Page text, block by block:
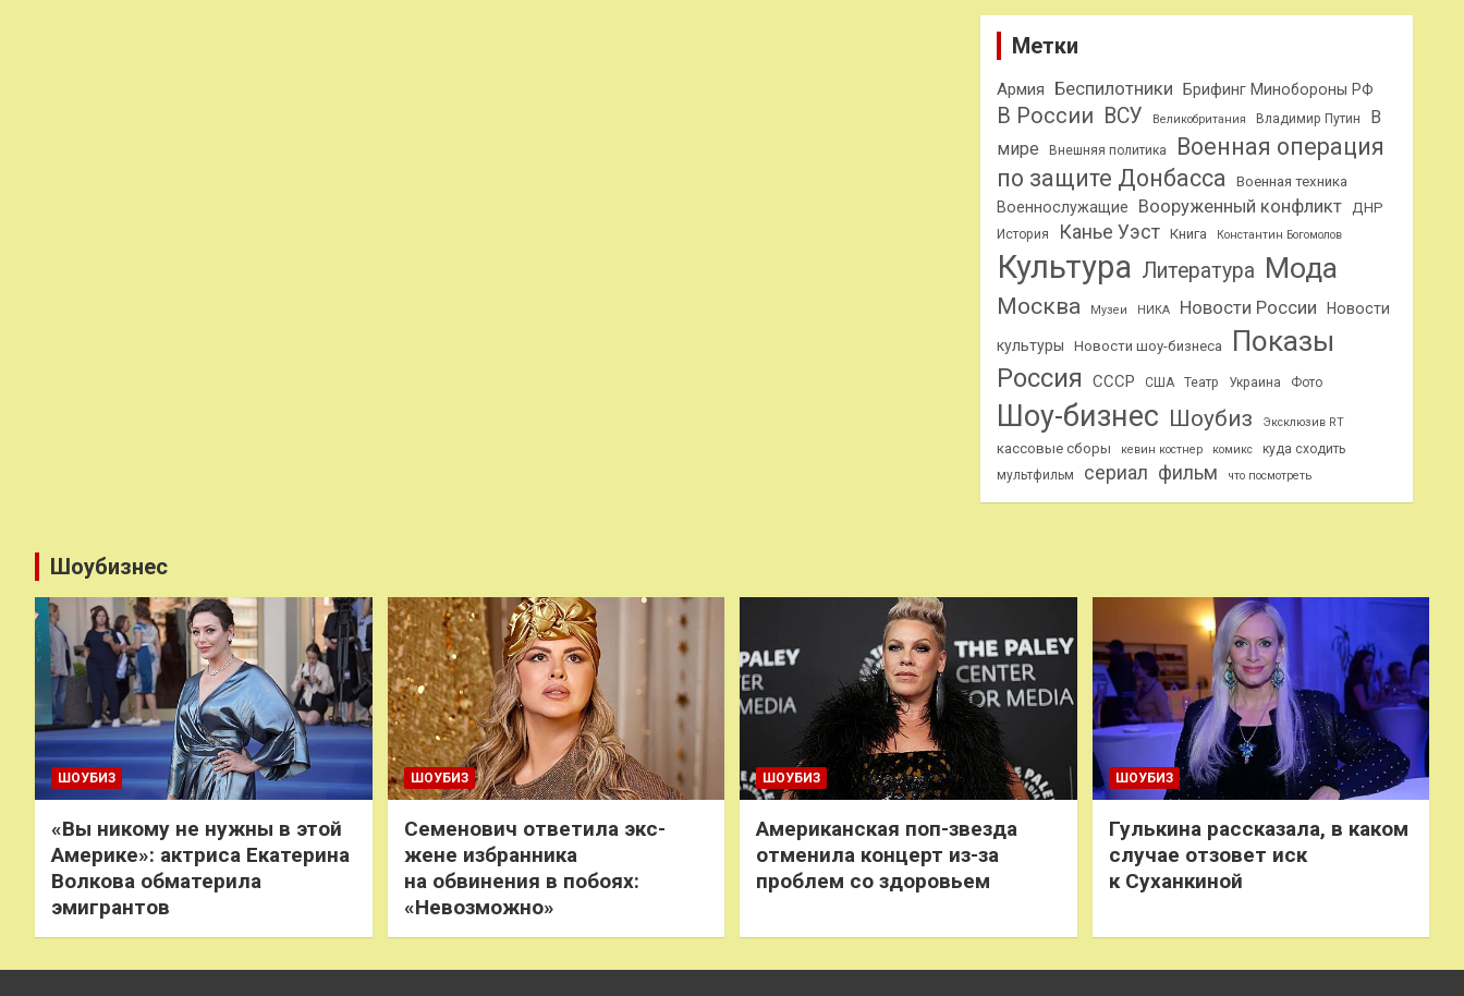
Метки
Армия Беспилотники Брифинг Минобороны РФ
В России ВСУ Великобритания Владимир Путин
В
мире
Внешняя политика
Военная операция
по защите Донбасса
Военная техника
Военнослужащие Вооруженный конфликт ДНР
История Канье Уэст Книга Константин Богомолов
Культура Литература Мода
Москва Музеи НИКА Новости России Новости
культуры Новости шоу-бизнеса Показы
Россия СССР США Театр Украина Фото
Шоу-бизнес Шоубиз Эксклюзив RT
кассовые сборы кевин костнер комикс
куда сходить
мультфильм
сериал фильм что посмотреть
Шоубизнес
ШОУБИЗ
«Вы никому не нужны в этой
Америке»: актриса Екатерина
Волкова обматерила
эмигрантов
ШОУБИЗ
Семенович ответила экс-
жене избранника
на обвинения в побоях:
«Невозможно»
ШОУБИЗ
Американская поп-звезда
отменила концерт из-за
проблем со здоровьем
ШОУБИЗ
Гулькина рассказала, в каком
случае отзовет иск
к Суханкиной